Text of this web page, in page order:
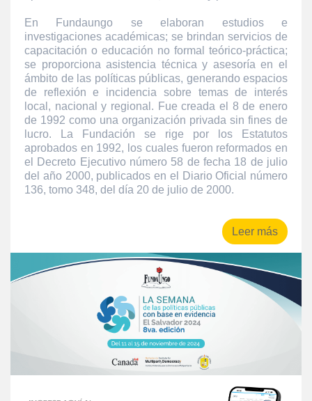
En Fundaungo se elaboran estudios e
investigaciones académicas; se brindan servicios de
capacitación o educación no formal teórico-práctica;
se proporciona asistencia técnica y asesoría en el
ámbito de las políticas públicas, generando espacios
de reflexión e incidencia sobre temas de interés
local, nacional y regional. Fue creada el 8 de enero
de 1992 como una organización privada sin fines de
lucro. La Fundación se rige por los Estatutos
aprobados en 1992, los cuales fueron reformados en
el Decreto Ejecutivo número 58 de fecha 18 de julio
del año 2000, publicados en el Diario Oficial número
136, tomo 348, del día 20 de julio de 2000.
Leer más